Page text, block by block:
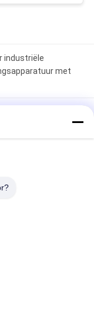
industriële
met
voor
van SPCC-